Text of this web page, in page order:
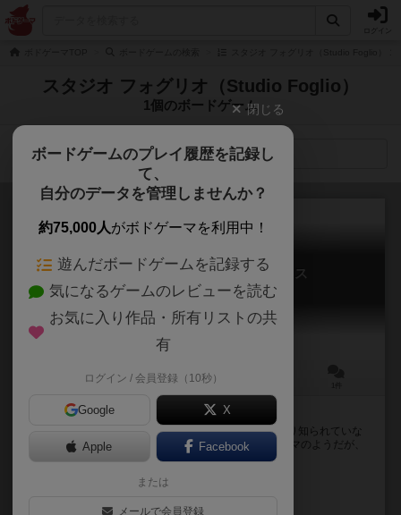
スタジオ フォグリオ（Studio Foglio）
1個のボードゲーム
検索メニュー
ガール・ジーニアス：ザ・ワークス
Girl Genius: The Works
30分前後
パズルチックな不思議なカードゲーム。
ペアーズで有名なジェームズ・アーネストによるあまり知られていな
いカードゲーム。 アメリカではそれなりに有名なテーマのようだが、
それすらわからない人にはただのパズルゲーと...
ジェームス・アーネスト（James Ernest）
閉じる
ボードゲームのプレイ履歴を記録し
て、
自分のデータを管理しませんか？
約75,000人がボドゲーマを利用中！
遊んだボードゲームを記録する
気になるゲームのレビューを読む
お気に入り作品・所有リストの共
有
ログイン / 会員登録（10秒）
Google X
Apple Facebook
または
メールで会員登録